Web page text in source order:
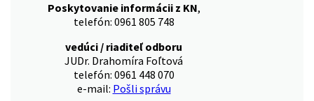
Poskytovanie informácii z KN,
telefón: 0961 805 748
vedúci / riaditeľ odboru
JUDr. Drahomíra Foľtová
telefón: 0961 448 070
e-mail: Pošli správu